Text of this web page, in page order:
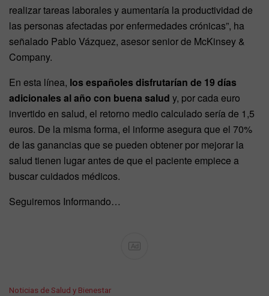
realizar tareas laborales y aumentaría la productividad de
las personas afectadas por enfermedades crónicas”, ha
señalado Pablo Vázquez, asesor senior de McKinsey &
Company.
En esta línea, los españoles disfrutarían de 19 días
adicionales al año con buena salud y, por cada euro
invertido en salud, el retorno medio calculado sería de 1,5
euros. De la misma forma, el informe asegura que el 70%
de las ganancias que se pueden obtener por mejorar la
salud tienen lugar antes de que el paciente empiece a
buscar cuidados médicos.
Seguiremos Informando…
Ad
C
Noticias de Salud y Bienestar